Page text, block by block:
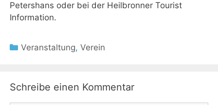
Petershans oder bei der Heilbronner Tourist
Information.
Kategorien
Veranstaltung,Verein
Schreibe einen Kommentar